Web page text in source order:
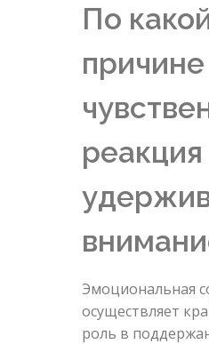
По
причине
реакция
Эмоциональная
осуществляет
роль в